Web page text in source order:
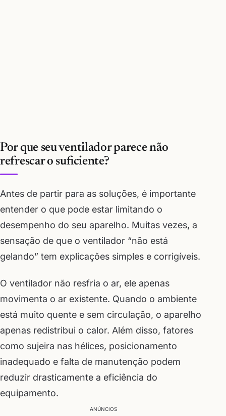
Por que seu ventilador parece não
refrescar o suficiente?
Antes de partir para as soluções, é importante
entender o que pode estar limitando o
desempenho do seu aparelho. Muitas vezes, a
sensação de que o ventilador “não está
gelando” tem explicações simples e corrigíveis.
O ventilador não resfria o ar, ele apenas
movimenta o ar existente. Quando o ambiente
está muito quente e sem circulação, o aparelho
apenas redistribui o calor. Além disso, fatores
como sujeira nas hélices, posicionamento
inadequado e falta de manutenção podem
reduzir drasticamente a eficiência do
equipamento.
ANÚNCIOS